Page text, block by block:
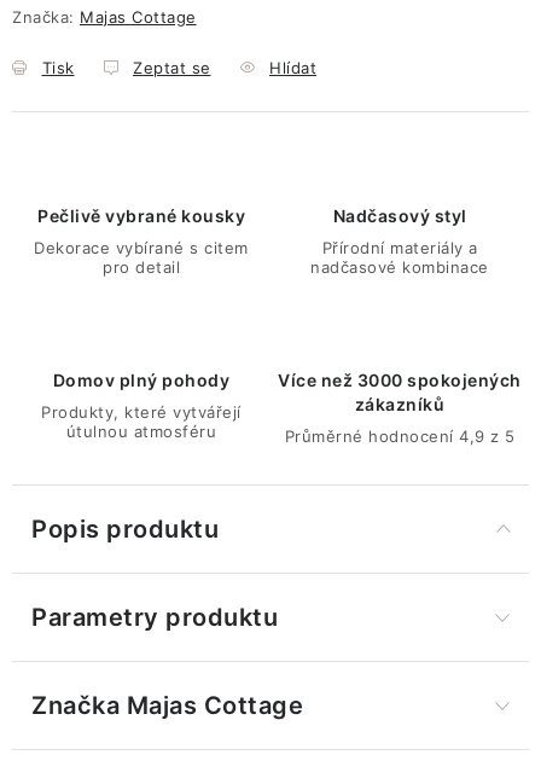
Značka: Majas Cottage
Tisk Zeptat se Hlídat
Pečlivě vybrané kousky
Dekorace vybírané s citem
pro detail
Nadčasový styl
Přírodní materiály a
nadčasové kombinace
Domov plný pohody
Produkty, které vytvářejí
útulnou atmosféru
Více než 3000 spokojených
zákazníků
Průměrné hodnocení 4,9 z 5
Popis produktu
Parametry produktu
Značka Majas Cottage